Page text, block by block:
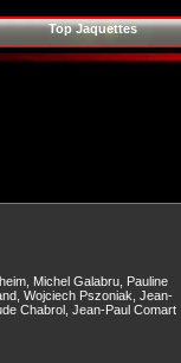
Top Jaquettes
Michel Galabru Pauline
, Wojciech Pszoniak Jean-
Chabrol, Jean-Paul Comart